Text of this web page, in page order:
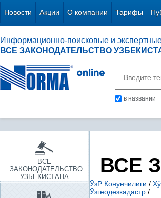
Новости Акции О компании Тарифы
Информационно-поисковые и
ВСЕ ЗАКОНОДАТЕЛЬСТВО
в названии
ВСЕ
ЗАКОНОДАТЕЛЬСТВО
УЗБЕКИСТАНА
ВСЕ
ЎзР Конунчилиги /
Ўзгеодезкадастр /